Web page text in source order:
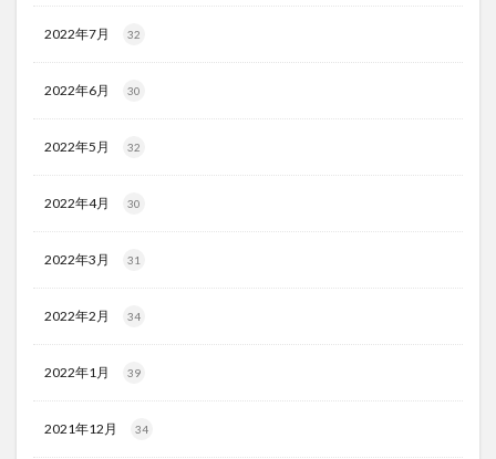
2022年7月 32
2022年6月 30
2022年5月 32
2022年4月 30
2022年3月 31
2022年2月 34
2022年1月 39
2021年12月 34